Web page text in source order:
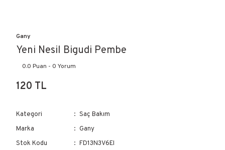
Gany
Yeni Nesil Bigudi Pembe
0.0 Puan - 0 Yorum
120 TL
Kategori
Saç Bakım
Marka
Gany
Stok Kodu
FD13N3V6EI